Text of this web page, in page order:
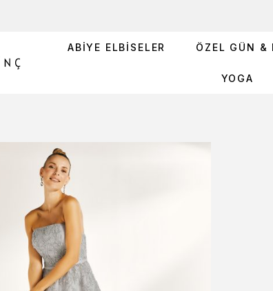
ABIYE ELBISELER ÖZEL GÜN &
YOGA